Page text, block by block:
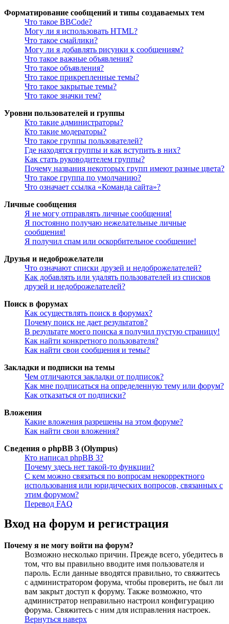
Форматирование сообщений и типы создаваемых тем
Что такое BBCode?
Могу ли я использовать HTML?
Что такое смайлики?
Могу ли я добавлять рисунки к сообщениям?
Что такое важные объявления?
Что такое объявления?
Что такое прикрепленные темы?
Что такое закрытые темы?
Что такое значки тем?
Уровни пользователей и группы
Кто такие администраторы?
Кто такие модераторы?
Что такое группы пользователей?
Где находятся группы и как вступить в них?
Как стать руководителем группы?
Почему названия некоторых групп имеют разные цвета?
Что такое группа по умолчанию?
Что означает ссылка «Команда сайта»?
Личные сообщения
Я не могу отправлять личные сообщения!
Я постоянно получаю нежелательные личные
сообщения!
Я получил спам или оскорбительное сообщение!
Друзья и недоброжелатели
Что означают списки друзей и недоброжелателей?
Как добавлять или удалять пользователей из списков
друзей и недоброжелателей?
Поиск в форумах
Как осуществлять поиск в форумах?
Почему поиск не дает результатов?
В результате моего поиска я получил пустую страницу!
Как найти конкретного пользователя?
Как найти свои сообщения и темы?
Закладки и подписки на темы
Чем отличаются закладки от подписок?
Как мне подписаться на определенную тему или форум?
Как отказаться от подписки?
Вложения
Какие вложения разрешены на этом форуме?
Как найти свои вложения?
Сведения о phpBB 3 (Olympus)
Кто написал phpBB 3?
Почему здесь нет такой-то функции?
С кем можно связаться по вопросам некорректного
использования или юридических вопросов, связанных с
этим форумом?
Перевод FAQ
Вход на форум и регистрация
Почему я не могу войти на форум?
Возможно несколько причин. Прежде всего, убедитесь в
том, что вы правильно вводите имя пользователя и
пароль. Если данные вводятся правильно, то свяжитесь
с администратором форума, чтобы проверить, не был ли
вам закрыт доступ к форуму. Также возможно, что
администратор неправильно настроил конфигурацию
форума. Свяжитесь с ним для исправления настроек.
Вернуться наверх